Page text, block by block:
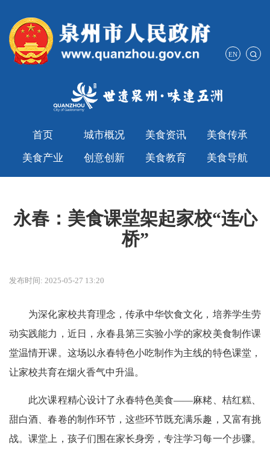
EN
首页 城市概况 美食资讯
美食传承
美食产业
创意创新 美食教育 美食导航
永春：美食课堂架起家校“连心
桥”
发布时间: 2025-05-27 13:20
为深化家校共育理念，传承中华饮食文化，培养学生劳
动实践能力，近日，永春县第三实验小学的家校美食制作课
堂温情开课。这场以永春特色小吃制作为主线的特色课堂，
让家校共育在烟火香气中升温。
此次课程精心设计了永春特色美食——麻粩、桔红糕、
甜白酒、春卷的制作环节，这些环节既充满乐趣，又富有挑
战。课堂上，孩子们围在家长身旁，专注学习每一个步骤。